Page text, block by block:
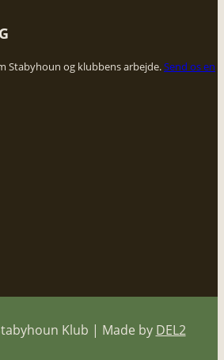
Stabyhoun og klubbens arbejde. Send os en
Klub | Made by DEL2